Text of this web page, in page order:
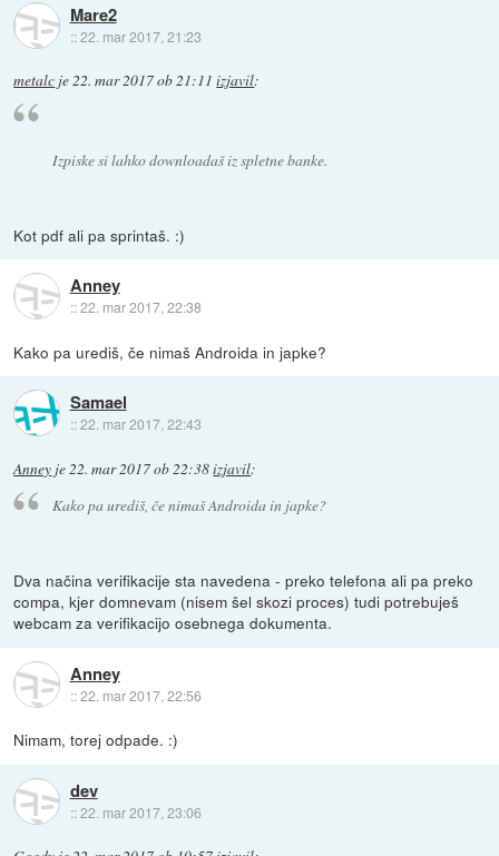
Mare2
::22. mar 2017, 21:23
metalc je22. mar 2017 ob 21:11 izjavil:
Izpiske si lahko downloadaš iz spletne banke.
Kot pdf ali pa sprintaš. :)
Anney
::22. mar 2017, 22:38
Kako pa urediš, če nimaš Androida in japke?
Samael
::22. mar 2017, 22:43
Anney je22. mar 2017 ob 22:38izjavil:
Kako pa urediš, če nimaš Androida in japke?
Dva načina verifikacije sta navedena - preko telefona ali pa preko
compa, kjer domnevam (nisem šel skozi proces) tudi potrebuješ
webcam za verifikacijo osebnega dokumenta.
Anney
::22. mar 2017, 22:56
Nimam, torej odpade. :)
dev
::22. mar 2017, 23:06